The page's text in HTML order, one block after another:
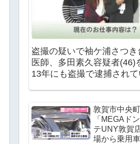
盗撮の疑いで袖ケ浦さつ
医師、多田素久容疑者(46)
13年にも盗撮で逮捕されて
敦賀市中央
「MEGAド
テUNY敦賀
場から乗用